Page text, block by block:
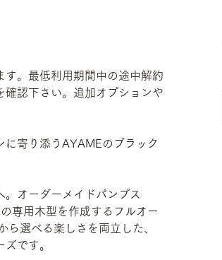
。最低利用期間中の途中解約
確認下さい。追加オプションや
に寄り添うAYAMEのブラック
。オーダーメイドパンプス
専用木型を作成するフルオー
ら選べる楽しさを両立した、
です。